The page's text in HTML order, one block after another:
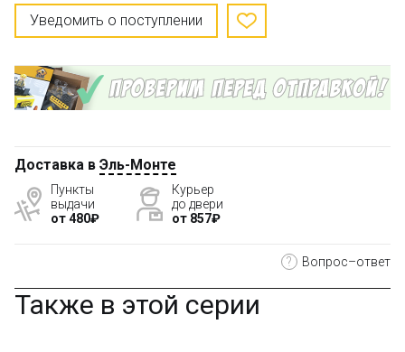
Уведомить о поступлении
Доставка в Эль-Монте
Пункты
выдачи
от 480₽
Курьер
до двери
от 857₽
? Вопрос–ответ
Также в этой серии